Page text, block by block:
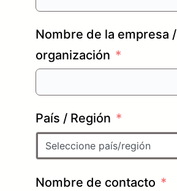
Nombre de la empresa /
organización
País / Región
Seleccione país/región
Nombre de contacto